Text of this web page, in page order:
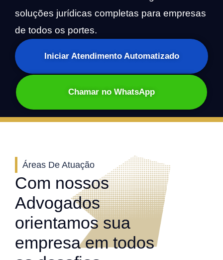
soluções jurídicas completas para empresas
de todos os portes.
Iniciar Atendimento Automatizado
Chamar no WhatsApp
Áreas De Atuação
Com nossos
Advogados
orientamos sua
empresa em todos